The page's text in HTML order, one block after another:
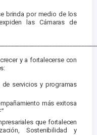
brinda por medio de los
las Cámaras de
y a fortalecerse con
servicios y programas
más exitosa
que fortalecen
Sostenibilidad y